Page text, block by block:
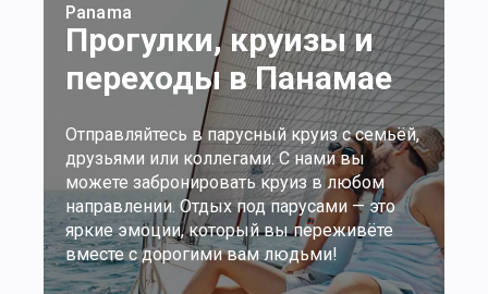
Panama
Прогулки, круизы и
переходы в Панамае
Отправляйтесь в парусный круиз с семьёй,
друзьями или коллегами. С нами вы
можете забронировать круиз в любом
направлении. Отдых под парусами — это
яркие эмоции, который вы переживёте
вместе с дорогими вам людьми!